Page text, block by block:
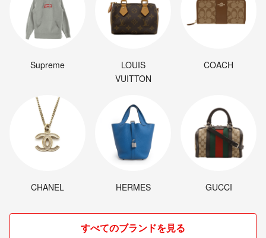
Supreme
LOUIS
VUITTON
COACH
CHANEL HERMES GUCCI
すべてのブランドを見る